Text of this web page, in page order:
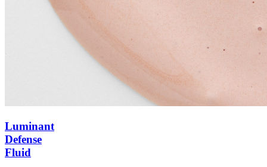
Luminant
Defense
Fluid